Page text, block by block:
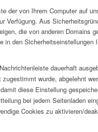
der von Ihrem Computer auf
Verfügung. Aus
die von anderen Domains
in den Sicherheitseinstellungen
dauerhaft
wurde, abgelehnt
diese Einstellung
bei jedem Seitenladen
Cookies zu aktivieren/